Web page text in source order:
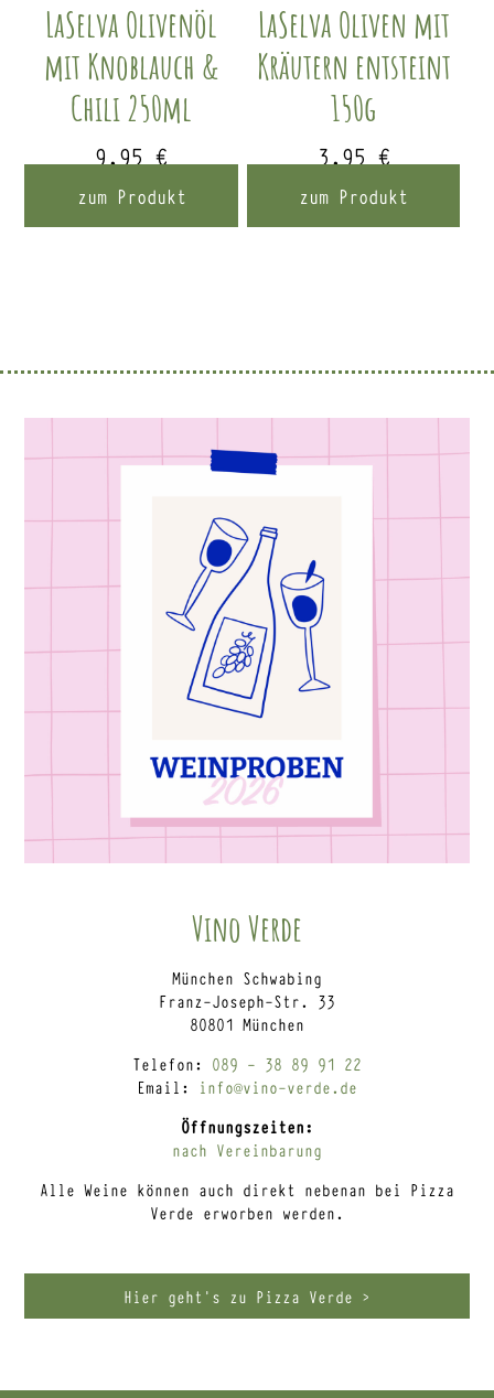
LaSelva Olivenöl
mit Knoblauch &
Chili 250ml
9,95€
zum Produkt
LaSelva Oliven mit
Kräutern entsteint
150g
3,95€
zum Produkt
Vino Verde
München Schwabing
Franz-Joseph-Str. 33
80801 München
Telefon: 089 – 38 89 91 22
Email: info@vino-verde.de
Öffnungszeiten:
nach Vereinbarung
Alle Weine können auch direkt nebenan bei Pizza
Verde erworben werden.
Hier geht’s zu Pizza Verde >